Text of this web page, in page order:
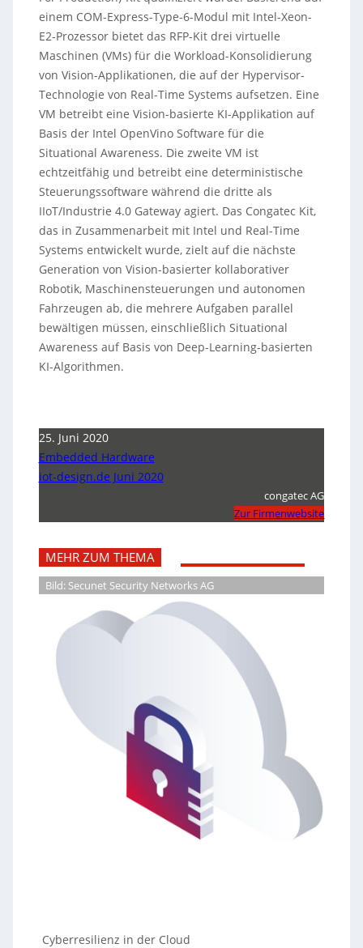
einem COM-Express-Type-6-Modul mit Intel-Xeon-
E2-Prozessor bietet das RFP-Kit drei virtuelle
Maschinen (VMs) für die Workload-Konsolidierung
von Vision-Applikationen, die auf der Hypervisor-
Technologie von Real-Time Systems aufsetzen. Eine
VM betreibt eine Vision-basierte KI-Applikation auf
Basis der Intel OpenVino Software für die
Situational Awareness. Die zweite VM ist
echtzeitfähig und betreibt eine deterministische
Steuerungssoftware während die dritte als
IIoT/Industrie 4.0 Gateway agiert. Das Congatec Kit,
das in Zusammenarbeit mit Intel und Real-Time
Systems entwickelt wurde, zielt auf die nächste
Generation von Vision-basierter kollaborativer
Robotik, Maschinensteuerungen und autonomen
Fahrzeugen ab, die mehrere Aufgaben parallel
bewältigen müssen, einschließlich Situational
Awareness auf Basis von Deep-Learning-basierten
KI-Algorithmen.
25. Juni 2020
Embedded Hardware
iot-design.de Juni 2020
congatec AG
Zur Firmenwebsite
MEHR ZUM THEMA
Bild: Secunet Security Networks AG
Cyberresilienz in der Cloud